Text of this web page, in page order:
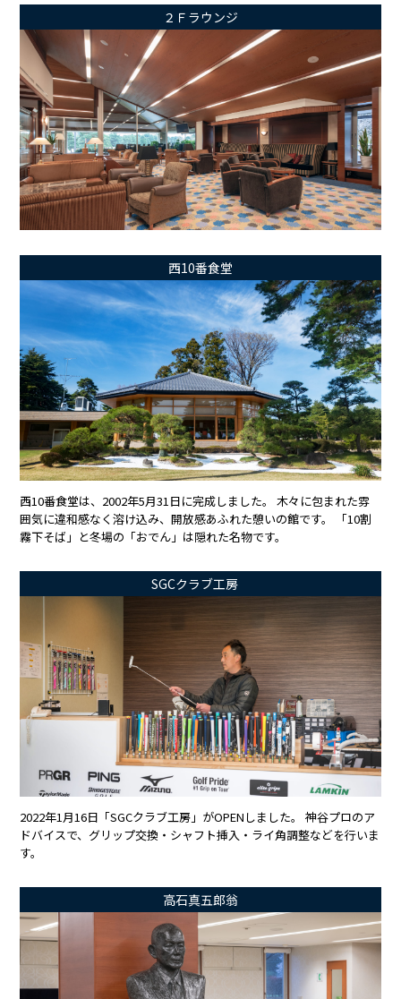
２Ｆラウンジ
西10番食堂
西10番食堂は、2002年5月31日に完成しました。 木々に包まれた雰
囲気に違和感なく溶け込み、開放感あふれた憩いの館です。 「10割
霧下そば」と冬場の「おでん」は隠れた名物です。
SGCクラブ工房
2022年1月16日「SGCクラブ工房」がOPENしました。 神谷プロのア
ドバイスで、グリップ交換・シャフト挿入・ライ角調整などを行いま
す。
高石真五郎翁